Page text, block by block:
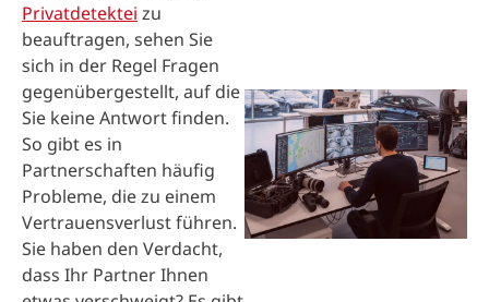
Privatdetektei zu
beauftragen, sehen Sie
sich in der Regel Fragen
gegenübergestellt, auf die
Sie keine Antwort finden.
So gibt es in
Partnerschaften häufig
Probleme, die zu einem
Vertrauensverlust führen.
Sie haben den Verdacht,
dass Ihr Partner Ihnen